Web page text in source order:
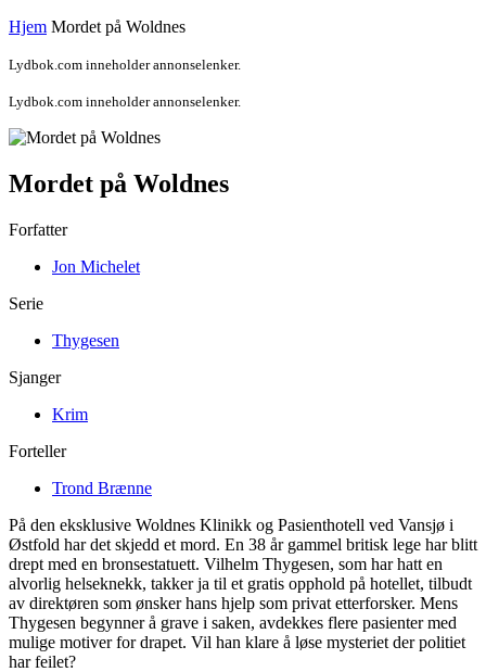
Hjem Mordet på Woldnes
Lydbok.com inneholder annonselenker.
Lydbok.com inneholder annonselenker.
Mordet på Woldnes
Forfatter
Jon Michelet
Serie
Thygesen
Sjanger
Krim
Forteller
Trond Brænne
På den eksklusive Woldnes Klinikk og Pasienthotell ved Vansjø i
Østfold har det skjedd et mord. En 38 år gammel britisk lege har blitt
drept med en bronsestatuett. Vilhelm Thygesen, som har hatt en
alvorlig helseknekk, takker ja til et gratis opphold på hotellet, tilbudt
av direktøren som ønsker hans hjelp som privat etterforsker. Mens
Thygesen begynner å grave i saken, avdekkes flere pasienter med
mulige motiver for drapet. Vil han klare å løse mysteriet der politiet
har feilet?